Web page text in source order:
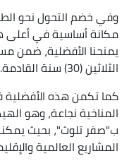
وفي خضم التحول نحو
مكانة أساسية في أعلى
يمنحنا الأفضلية، ضمن
الثلاثين (30) سنة القادمة.
كما تكمن هذه الأفضلية
المناخية نجاعة، وهو
ب"صفر تلوث"، بحيث
المشاريع العالمية